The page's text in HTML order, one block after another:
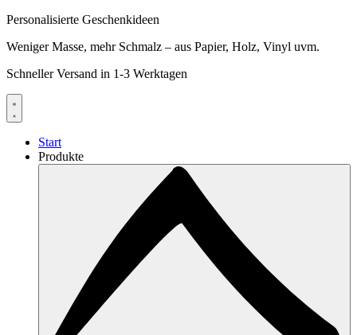
Personalisierte Geschenkideen
Weniger Masse, mehr Schmalz – aus Papier, Holz, Vinyl uvm.
Schneller Versand in 1-3 Werktagen
Start
Produkte